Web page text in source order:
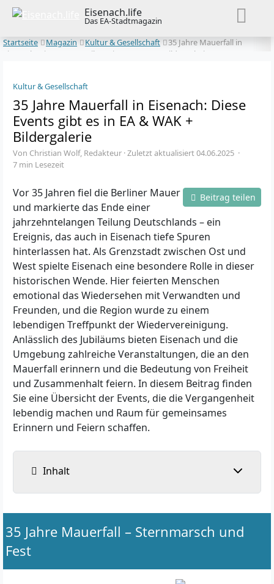
Eisenach.life
Das EA-Stadtmagazin
Startseite
Magazin Kultur & Gesellschaft
35 Jahre Mauerfall in
Eisenach: Diese Events gibt es in EA & WAK + Bildergalerie
Kultur & Gesellschaft
35 Jahre Mauerfall in Eisenach: Diese
Events gibt es in EA & WAK +
Bildergalerie
Von Christian Wolf, Redakteur · Zuletzt aktualisiert 04.06.2025 ·
7 min Lesezeit
Beitrag teilen
Vor 35 Jahren fiel die Berliner Mauer
und markierte das Ende einer
jahrzehntelangen Teilung Deutschlands – ein
Ereignis, das auch in Eisenach tiefe Spuren
hinterlassen hat. Als Grenzstadt zwischen Ost und
West spielte Eisenach eine besondere Rolle in dieser
historischen Wende. Hier feierten Menschen
emotional das Wiedersehen mit Verwandten und
Freunden, und die Region wurde zu einem
lebendigen Treffpunkt der Wiedervereinigung.
Anlässlich des Jubiläums bieten Eisenach und die
Umgebung zahlreiche Veranstaltungen, die an den
Mauerfall erinnern und die Bedeutung von Freiheit
und Zusammenhalt feiern. In diesem Beitrag finden
Sie eine Übersicht der Events, die die Vergangenheit
lebendig machen und Raum für gemeinsames
Erinnern und Feiern schaffen.
Inhalt
35 Jahre Mauerfall – Sternmarsch und
Fest